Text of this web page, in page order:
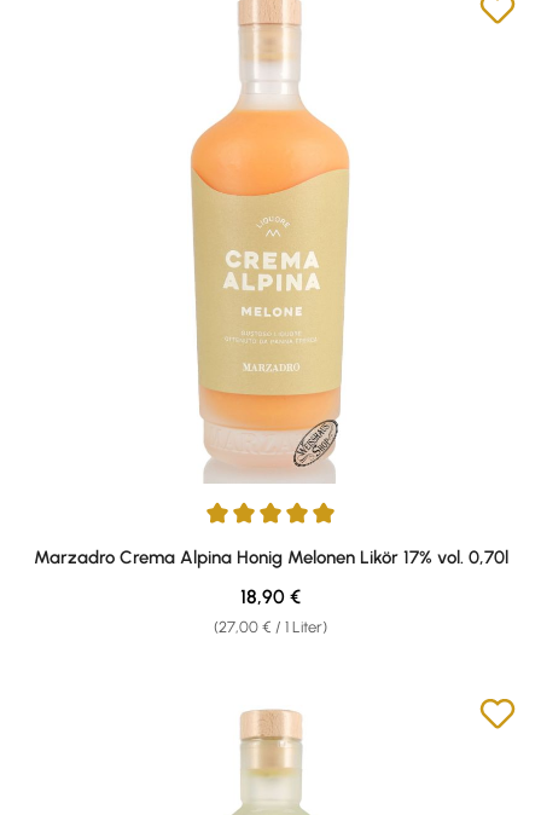
Durchschnittliche Bewertung von 5 von 5 Sternen
Marzadro Crema Alpina Honig Melonen Likör 17% vol. 0,70l
(27,00 € / 1 Liter)
Regulärer Preis:
18,90 €